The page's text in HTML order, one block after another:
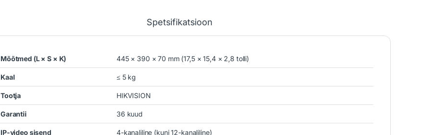
Spetsifikatsioon
Mõõtmed (L × S × K) 445 × 390 × 70 mm (17,5 × 15,4 × 2,8 tolli)
Kaal ≤ 5 kg
Tootja HIKVISION
Garantii 36 kuud
IP-video sisend
4-kanaliline (kuni 12-kanaliline)